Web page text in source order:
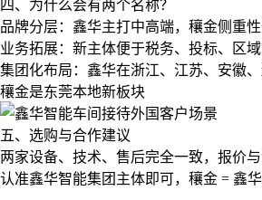
四、为什么会有两个名称？
品牌分层：鑫华主打中高端，穰金侧重
业务拓展：新主体便于税务、投标、区
集团化布局：鑫华在浙江、江苏、安徽、
穰金是东莞本地新板块
五、选购与合作建议
两家设备、技术、售后完全一致，报价与
认准鑫华智能集团主体即可，穰金 = 鑫华